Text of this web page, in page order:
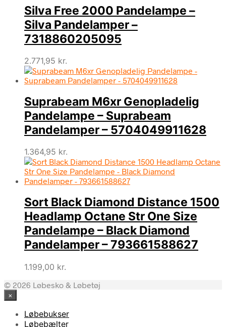
Silva Free 2000 Pandelampe –
Silva Pandelamper –
7318860205095
2.771,95 kr.
Suprabeam M6xr Genopladelig
Pandelampe – Suprabeam
Pandelamper – 5704049911628
1.364,95 kr.
Sort Black Diamond Distance 1500
Headlamp Octane Str One Size
Pandelampe – Black Diamond
Pandelamper – 793661588627
1.199,00 kr.
© 2026 Løbesko & Løbetøj
×
Løbebukser
Løbebælter